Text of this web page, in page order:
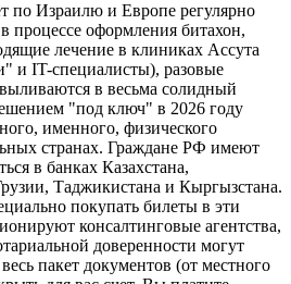
по Израилю и Европе регулярно
процессе оформления битахон,
лечение в клиниках Ассута
и IT-специалисты), разовые
в весьма солидный
"под ключ" в 2026 году
именного, физического
странах. Граждане РФ имеют
в банках Казахстана,
Таджикистана и Кыргызстана.
покупать билеты в эти
консалтинговые агентства,
доверенности могут
пакет документов (от местного